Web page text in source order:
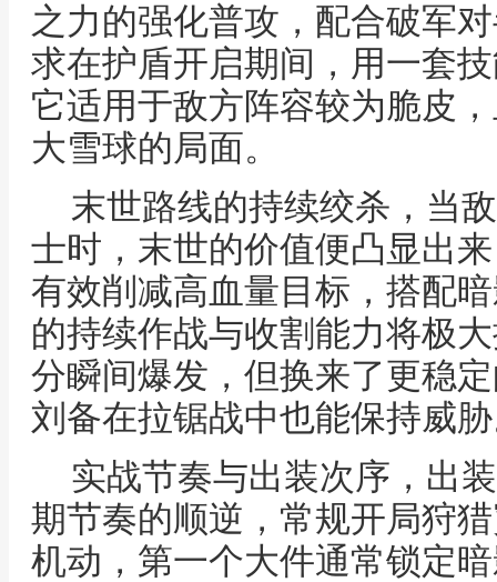
之力的强化普攻，配合破军
求在护盾开启期间，用一套
它适用于敌方阵容较为脆皮
大雪球的局面。
末世路线的持续绞杀，当
士时，末世的价值便凸显出
有效削减高血量目标，搭配
的持续作战与收割能力将极
分瞬间爆发，但换来了更稳
刘备在拉锯战中也能保持威
实战节奏与出装次序，出
期节奏的顺逆，常规开局狩
机动，第一个大件通常锁定